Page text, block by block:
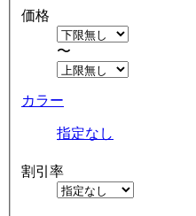
価格
〜
カラー
指定なし
割引率